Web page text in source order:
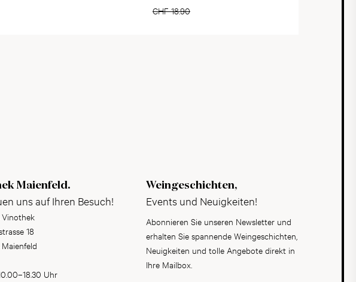
CHF 18.90
Maienfeld.
uns auf Ihren Besuch!
Vinothek
18
Uhr
Weingeschichten,
Events und Neuigkeiten!
Abonnieren Sie unseren Newsletter und
erhalten Sie spannende Weingeschichten,
Neuigkeiten und tolle Angebote direkt in
Ihre Mailbox.